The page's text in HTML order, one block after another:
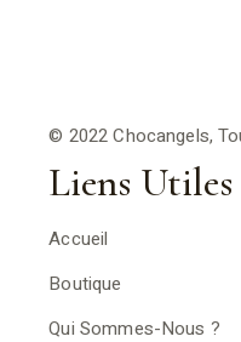
© 2022 Chocangels,
Liens Utiles
Accueil
Boutique
Qui Sommes-Nous ?